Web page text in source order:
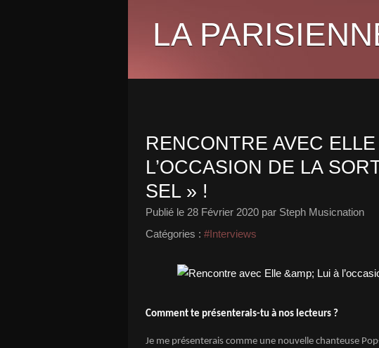
LA
RENCONTRE AVEC
L’OCCASION DE LA
SEL » !
Publié le 28 Février 2020 par Steph Musicnation
Catégories : #Interviews
Comment te présenterais-tu à nos lecteurs ?
Je me présenterais comme une nouvelle chanteuse